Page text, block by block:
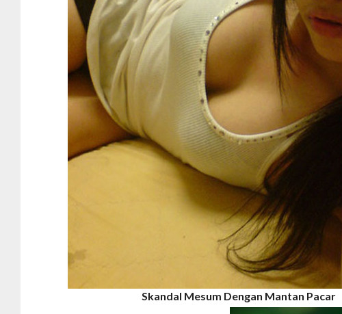
Skandal Mesum Dengan Mantan Pacar